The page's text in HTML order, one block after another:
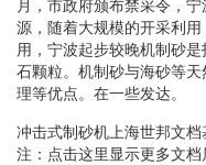
月，市政府颁布禁采令，
源，随着大规模的开采利
用，宁波起步较晚机制砂
石颗粒。机制砂与海砂等
理等优点。在一些发达。
冲击式制砂机上海世邦文
注：点击这里显示更多文